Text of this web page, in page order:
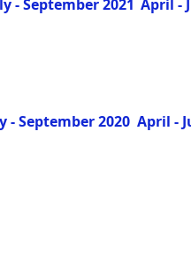
- September 2021 April -
- September 2020 April -